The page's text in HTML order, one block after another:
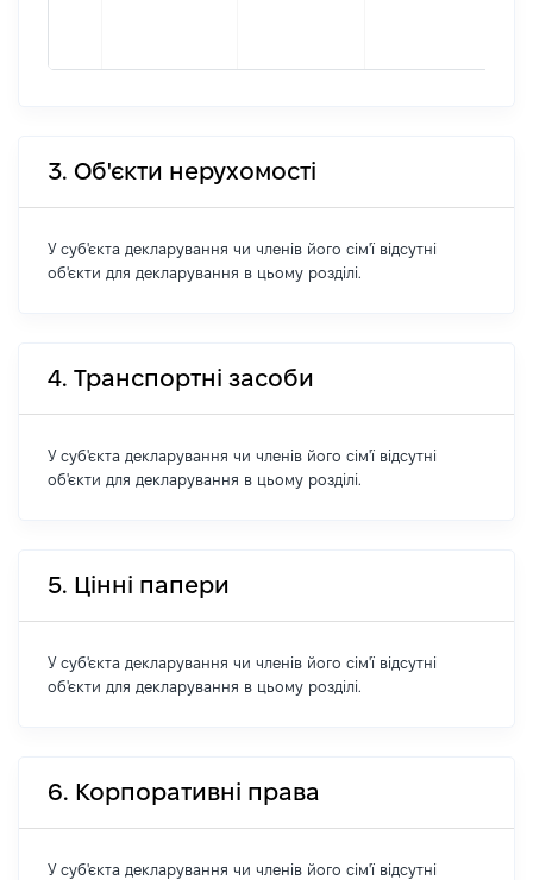
3. Об'єкти нерухомості
У суб'єкта декларування чи членів його сім'ї відсутні
об'єкти для декларування в цьому розділі.
4. Транспортні засоби
У суб'єкта декларування чи членів його сім'ї відсутні
об'єкти для декларування в цьому розділі.
5. Цінні папери
У суб'єкта декларування чи членів його сім'ї відсутні
об'єкти для декларування в цьому розділі.
6. Корпоративні права
У суб'єкта декларування чи членів його сім'ї відсутні